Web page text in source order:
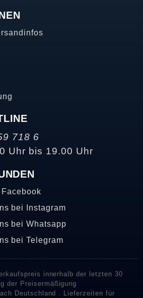
718 6
Uhr bis 19.00 Uhr
bei Instagram
bei Whatsapp
bei Telegram
innerhalb der letzten 30
der Preisermäßigung
Deutschland . Lieferzeiten für